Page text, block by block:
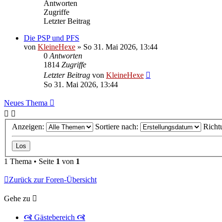
Antworten
Zugriffe
Letzter Beitrag
Die PSP und PFS
von KleineHexe » So 31. Mai 2026, 13:44
0 Antworten
1814 Zugriffe
Letzter Beitrag von KleineHexe
So 31. Mai 2026, 13:44
Neues Thema
Anzeigen: Sortiere nach:
1 Thema • Seite 1 von 1
Zurück zur Foren-Übersicht
Gehe zu
🙧 Gästebereich 🙧